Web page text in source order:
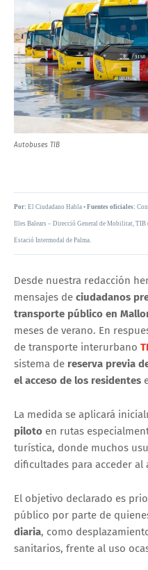
Autobuses TIB
Por: El Ciudadano Habla • Fuentes oficiales:
Illes Balears – Direcció General de Mobilitat, TIB
Estació Intermodal de Palma.
Desde nuestra redacción
mensajes de ciudadanos
transporte público en
meses de verano. En
de transporte interurbano
sistema de reserva previa
el acceso de los residentes
La medida se aplicará
piloto en rutas
turística, donde muchos
dificultades para acceder
El objetivo declarado es
público por parte de
diaria, como
sanitarios, frente al uso